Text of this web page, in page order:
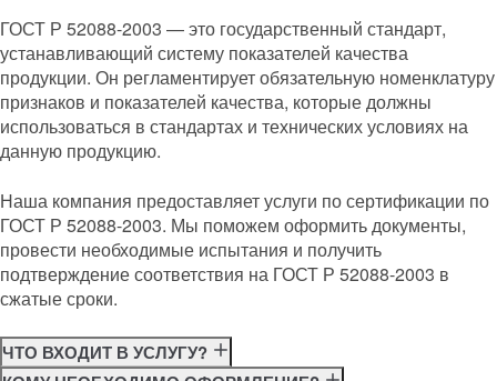
ГОСТ Р 52088-2003 — это государственный стандарт,
устанавливающий систему показателей качества
продукции. Он регламентирует обязательную номенклатуру
признаков и показателей качества, которые должны
использоваться в стандартах и технических условиях на
данную продукцию.
Наша компания предоставляет услуги по сертификации по
ГОСТ Р 52088-2003. Мы поможем оформить документы,
провести необходимые испытания и получить
подтверждение соответствия на ГОСТ Р 52088-2003 в
сжатые сроки.
ЧТО ВХОДИТ В УСЛУГУ?